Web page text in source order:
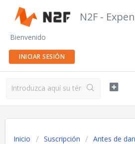
N2F -
Bienvenido
INICIAR SESIÓN
Inicio Suscripción Antes de